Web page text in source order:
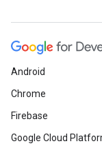
Android
Chrome
Firebase
Google Cloud